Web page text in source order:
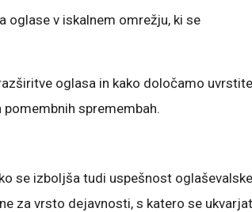
v iskalnem omrežju, ki se
oglasa in kako določamo
spremembah.
se izboljša tudi uspešnost oglaševalske
za vrsto dejavnosti, s katero se